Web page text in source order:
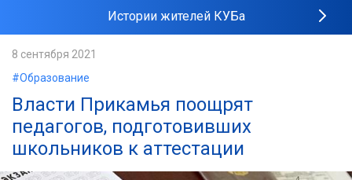
Истории жителей КУБа
8 сентября 2021
#Образование
Власти Прикамья поощрят
педагогов, подготовивших
школьников к аттестации